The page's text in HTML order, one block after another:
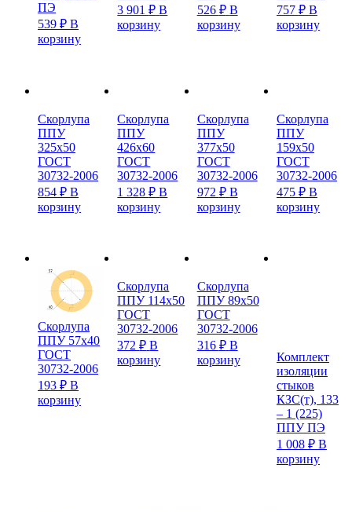
ПЭ
539 ₽ В
корзину
3 901₽ В
корзину
526 ₽ В
корзину
757 ₽ В
корзину
Скорлупа
ППУ
325х50
ГОСТ
30732-2006
854 ₽ В
корзину
Скорлупа
ППУ
426х60
ГОСТ
30732-2006
1 328₽ В
корзину
Скорлупа
ППУ
377х50
ГОСТ
30732-2006
972 ₽ В
корзину
Скорлупа
ППУ
159х50
ГОСТ
30732-2006
475 ₽ В
корзину
Скорлупа
ППУ 57х40
ГОСТ
30732-2006
193 ₽ В
корзину
Скорлупа
ППУ 114х50
ГОСТ
30732-2006
372₽ В
корзину
Скорлупа
ППУ 89х50
ГОСТ
30732-2006
316 ₽ В
корзину
Комплект
изоляции
стыков
КЗС(т), 133
– 1 (225)
ППУ ПЭ
1 008 ₽ В
корзину